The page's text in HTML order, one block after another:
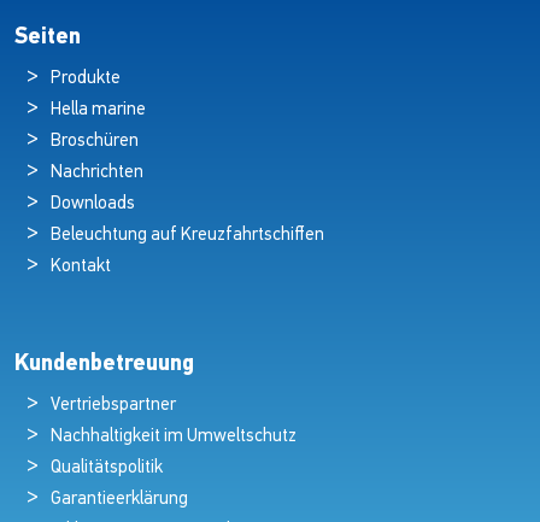
Seiten
Produkte
Hella marine
Broschüren
Nachrichten
Downloads
Beleuchtung auf Kreuzfahrtschiffen
Kontakt
Kundenbetreuung
Vertriebspartner
Nachhaltigkeit im Umweltschutz
Qualitätspolitik
Garantieerklärung